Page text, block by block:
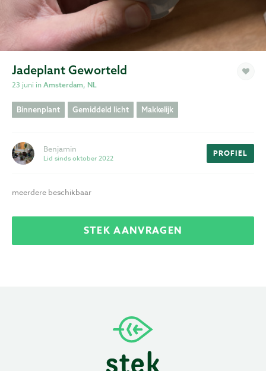
Privacy
Voorwaarden
Jadeplant Geworteld
23 juni in Amsterdam, NL
Binnenplant Gemiddeld licht Makkelijk
Benjamin
Lid sinds oktober 2022
PROFIEL
meerdere beschikbaar
STEK AANVRAGEN